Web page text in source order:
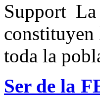
La
constituyen
toda la
Ser de la